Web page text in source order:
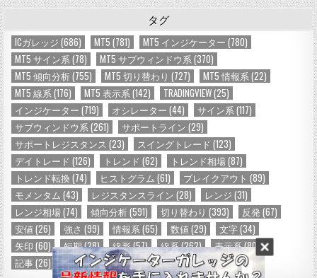
タグ
ICガレッジ (686) MT5 (781) MT5 インジケーター (780)
MT5 サイン系(78) MT5 サブウィンドウ系(370)
MT5 傾向分析(755) MT5 切り替わり (727) MT5 情報系(22)
MT5 線系(176) MT5 表示系(142) TRADINGVIEW(25)
インジケーター (719) オシレーター (44) サイン系(117)
サブウィンドウ系(261) サポートライン (29)
サポートレジスタンス (23) スイングトレード (123)
デイトレード (126) トレンド (62) トレンド相場 (87)
トレンド転換 (74) ヒストグラム (61) ブレイクアウト (89)
モメンタム (43) レジスタンスライン (28) レンジ (31)
レンジ相場 (74) 傾向分析(591) 切り替わり (393) 反発 (67)
安値 (26) 強さ (99) 情報系(65) 数値 (29) 文字(34)
矢印 (60) 短期(28) 線形(57) 線系(262) 表示系(80)
記事 (26) 記号(24) 高値(26) ２色(88)